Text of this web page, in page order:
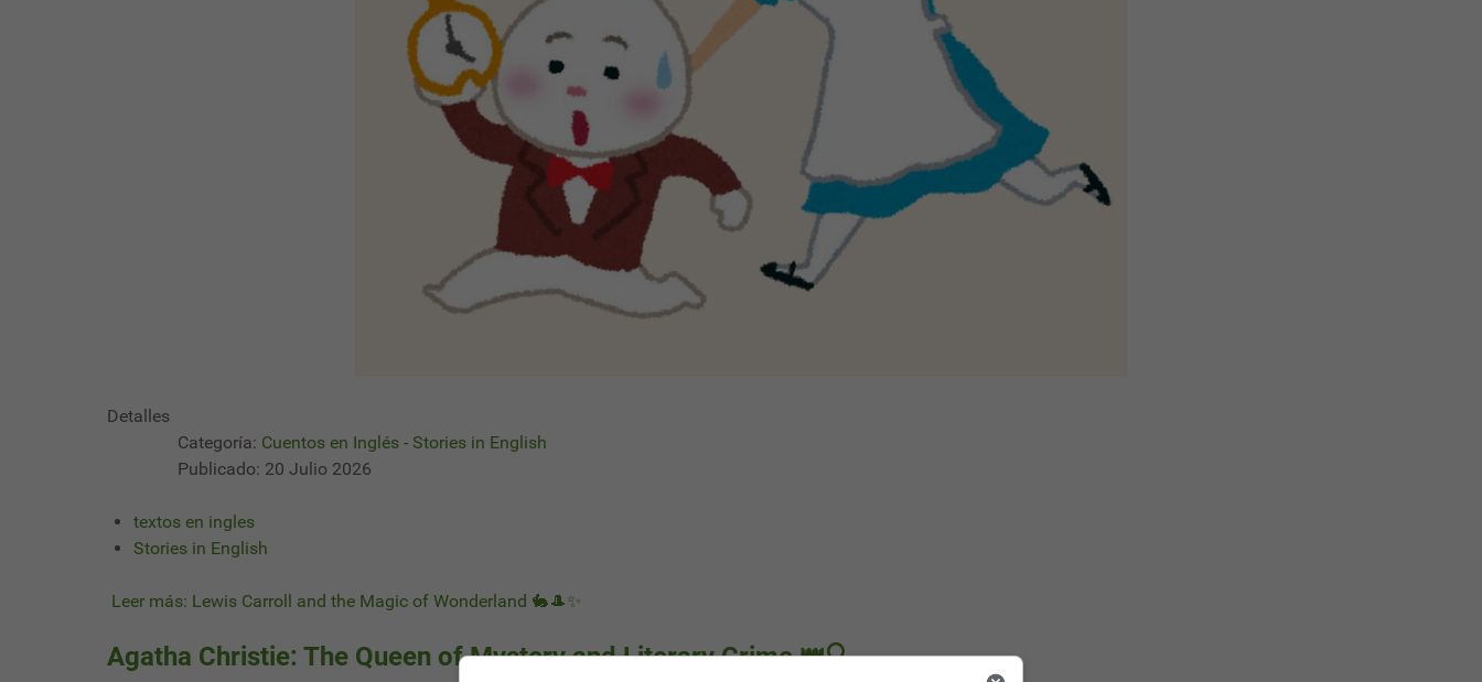
Detalles
Categoría: Cuentos en Inglés - Stories in English
Publicado: 20 Julio 2026
textos en ingles
Stories in English
Leer más: Lewis Carroll and the Magic of Wonderland 🐇🎩✨
Agatha Christie: The Queen of Mystery and Literary Crime 👑🔍